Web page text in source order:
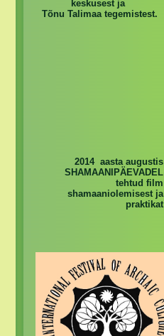
keskusest ja
Tõnu Talimaa tegemistest.
2014 aasta augustis
SHAMAANIPÄEVADEL
tehtud film
shamaaniolemisest ja
praktikat